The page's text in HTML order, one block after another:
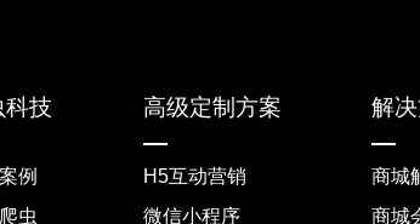
科技
例
虫
高级定制方案
H5互动营销
微信小程序
解
商城
商城